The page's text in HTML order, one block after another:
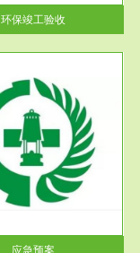
环保竣工验收
应急预案